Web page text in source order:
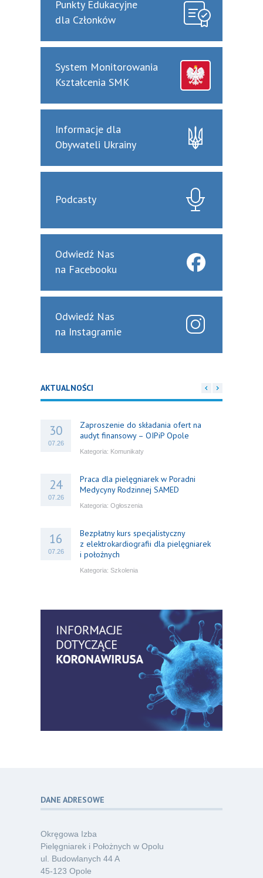
Punkty Edukacyjne
dla Członków
System Monitorowania
Kształcenia SMK
Informacje dla
Obywateli Ukrainy
Podcasty
Odwiedź Nas
na Facebooku
Odwiedź Nas
na Instagramie
AKTUALNOŚCI
30
07.26
Zaproszenie do składania ofert na
audyt finansowy – OIPiP Opole
Kategoria: Komunikaty
24
07.26
Praca dla pielęgniarek w Poradni
Medycyny Rodzinnej SAMED
Kategoria: Ogłoszenia
16
07.26
Bezpłatny kurs specjalistyczny
z elektrokardiografii dla pielęgniarek
i położnych
Kategoria: Szkolenia
praktyki – aktualny konsensus ekspertów
w dostępie naczyniowym
Kategoria:Szkolenia
06
Zaproszenie na Ogólnopolską
Konferencję Naukową „Terminologia
w pielęgniarstwie – komunikacja,
standaryzacja, praktyka”
06
Poza sezonem, poza schematem –
o nowym spojrzeniu na profilaktykę
03
Oferta pracy – pielęgniarka/pielęgniarz
DANE ADRESOWE
Okręgowa Izba
Pielęgniarek i Położnych w Opolu
ul. Budowlanych 44 A
45-123 Opole